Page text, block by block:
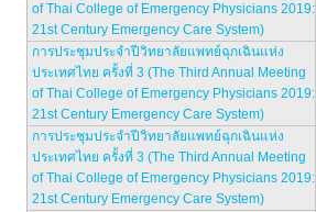
of Thai College of Emergency Physicians 2019:
21st Century Emergency Care System)
การประชุมประจำปีวิทยาลัยแพทย์ฉุกเฉินแห่ง
ประเทศไทย ครั้งที่ 3 (The Third Annual Meeting
of Thai College of Emergency Physicians 2019:
21st Century Emergency Care System)
การประชุมประจำปีวิทยาลัยแพทย์ฉุกเฉินแห่ง
ประเทศไทย ครั้งที่ 3 (The Third Annual Meeting
of Thai College of Emergency Physicians 2019:
21st Century Emergency Care System)